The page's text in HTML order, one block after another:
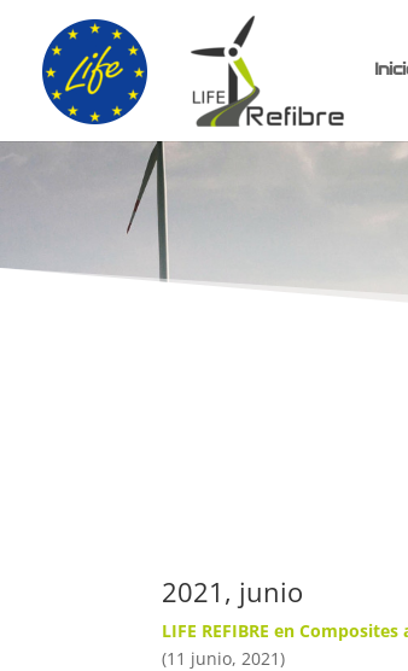
2021, junio
LIFE REFIBRE en
(11 junio, 2021)